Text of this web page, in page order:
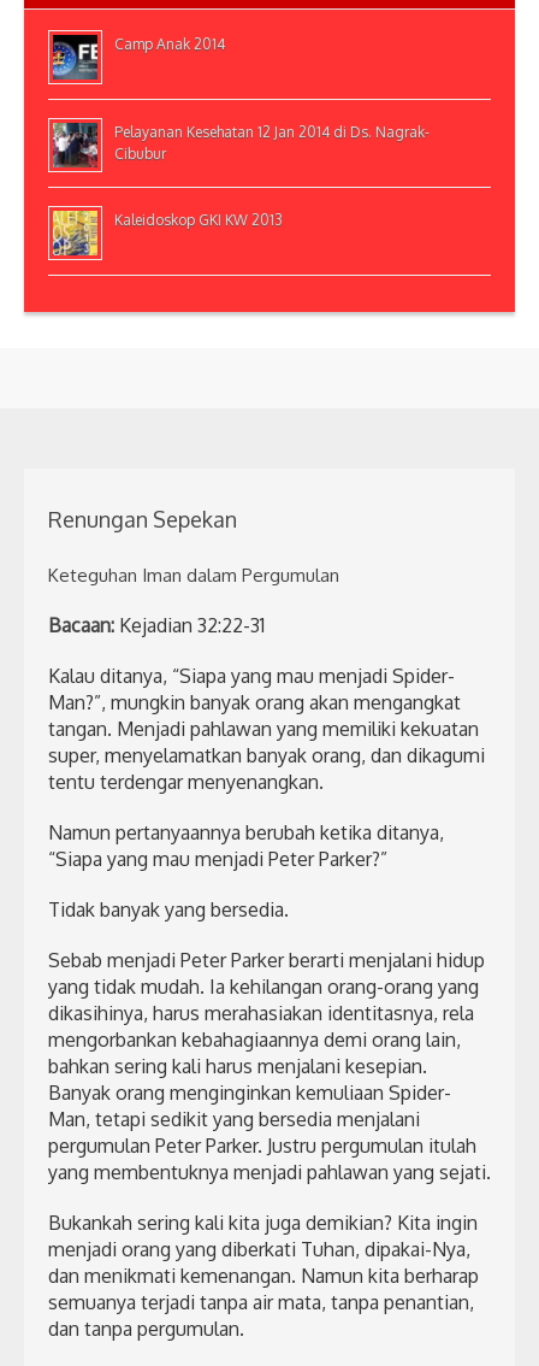
Camp Anak 2014
Pelayanan Kesehatan 12 Jan 2014 di Ds. Nagrak-
Cibubur
Kaleidoskop GKI KW 2013
Renungan Sepekan
Keteguhan Iman dalam Pergumulan
Bacaan: Kejadian 32:22-31
Kalau ditanya, “Siapa yang mau menjadi Spider-
Man?”, mungkin banyak orang akan mengangkat
tangan. Menjadi pahlawan yang memiliki kekuatan
super, menyelamatkan banyak orang, dan dikagumi
tentu terdengar menyenangkan.
Namun pertanyaannya berubah ketika ditanya,
“Siapa yang mau menjadi Peter Parker?”
Tidak banyak yang bersedia.
Sebab menjadi Peter Parker berarti menjalani hidup
yang tidak mudah. Ia kehilangan orang-orang yang
dikasihinya, harus merahasiakan identitasnya, rela
mengorbankan kebahagiaannya demi orang lain,
bahkan sering kali harus menjalani kesepian.
Banyak orang menginginkan kemuliaan Spider-
Man, tetapi sedikit yang bersedia menjalani
pergumulan Peter Parker. Justru pergumulan itulah
yang membentuknya menjadi pahlawan yang sejati.
Bukankah sering kali kita juga demikian? Kita ingin
menjadi orang yang diberkati Tuhan, dipakai-Nya,
dan menikmati kemenangan. Namun kita berharap
semuanya terjadi tanpa air mata, tanpa penantian,
dan tanpa pergumulan.